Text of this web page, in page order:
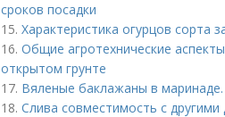
сроков посадки
15. Характеристика огурцов сорта
16. Общие агротехнические
открытом грунте
17. Вяленые баклажаны в
18. Слива совместимость с